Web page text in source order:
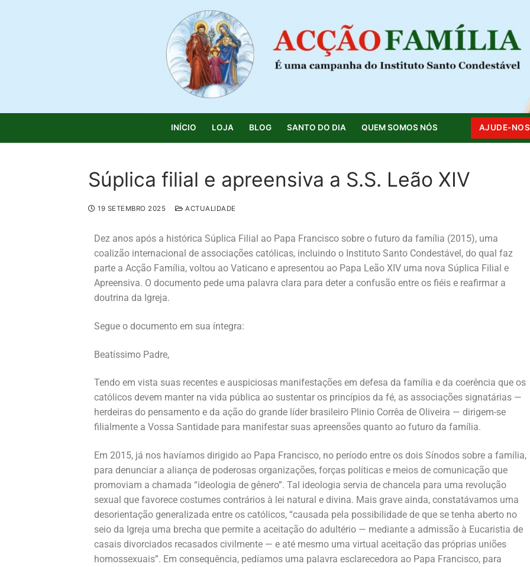
INÍCIO LOJA BLOG SANTO DO DIA QUEM SOMOS NÓS AJUDE-NOS
Início
Loja
Santo do Dia
CARRINHO
Súplica filial e apreensiva a S.S. Leão XIV
19 SETEMBRO 2025 ACTUALIDADE
Dez anos após a histórica Súplica Filial ao Papa Francisco sobre o futuro da família (2015), uma
coalizão internacional de associações católicas, incluindo o Instituto Santo Condestável, do qual faz
parte a Acção Família, voltou ao Vaticano e apresentou ao Papa Leão XIV uma nova Súplica Filial e
Apreensiva. O documento pede uma palavra clara para deter a confusão entre os fiéis e reafirmar a
doutrina da Igreja.
Segue o documento em sua íntegra:
Beatíssimo Padre,
Tendo em vista suas recentes e auspiciosas manifestações em defesa da família e da coerência que os
católicos devem manter na vida pública ao sustentar os princípios da fé, as associações signatárias —
herdeiras do pensamento e da ação do grande líder brasileiro Plinio Corrêa de Oliveira — dirigem-se
filialmente a Vossa Santidade para manifestar suas apreensões quanto ao futuro da família.
Em 2015, já nos havíamos dirigido ao Papa Francisco, no período entre os dois Sínodos sobre a família,
para denunciar a aliança de poderosas organizações, forças políticas e meios de comunicação que
promoviam a chamada “ideologia de gênero”. Tal ideologia servia de chancela para uma revolução
sexual que favorece costumes contrários à lei natural e divina. Mais grave ainda, constatávamos uma
desorientação generalizada entre os católicos, “causada pela possibilidade de que se tenha aberto no
seio da Igreja uma brecha que permite a aceitação do adultério — mediante a admissão à Eucaristia de
casais divorciados recasados civilmente — e até mesmo uma virtual aceitação das próprias uniões
homossexuais”. Em consequência, pedíamos uma palavra esclarecedora ao Papa Francisco, para